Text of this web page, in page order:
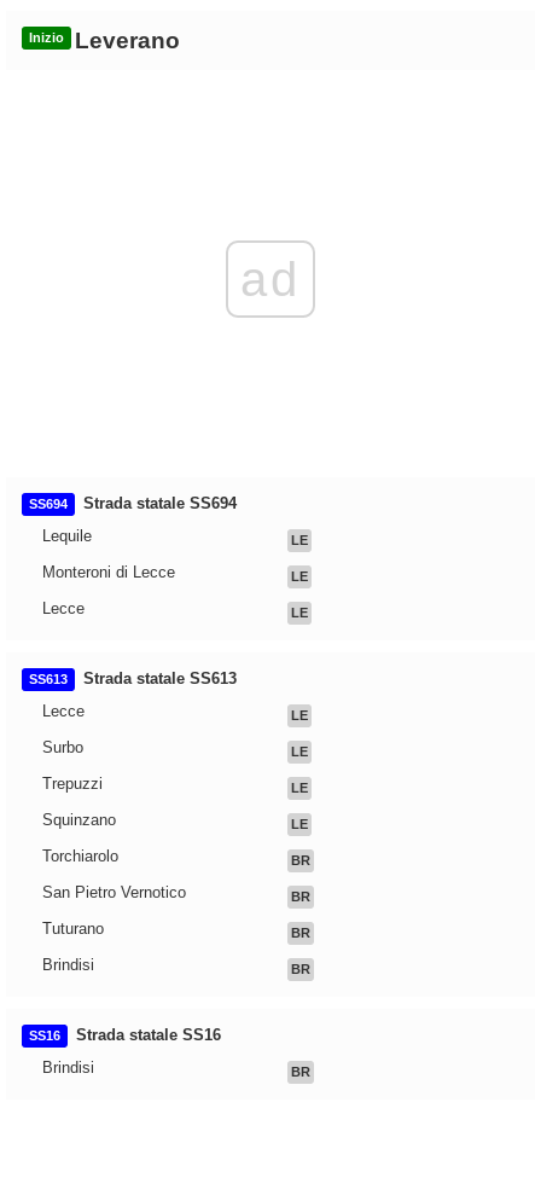
Inizio Leverano
ad
SS694
Strada statale SS694
Lequile
LE
Monteroni di Lecce LE
Lecce LE
SS613
Strada statale SS613
Lecce
LE
Surbo LE
Trepuzzi LE
Squinzano LE
Torchiarolo BR
San Pietro Vernotico BR
Tuturano BR
Brindisi BR
SS16
Strada statale SS16
Brindisi
BR